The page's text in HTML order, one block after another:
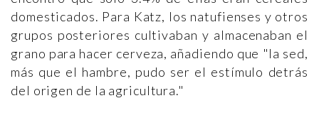
domesticados. Para Katz, los natufienses y otros
grupos posteriores cultivaban y almacenaban el
grano para hacer cerveza, añadiendo que "la sed,
más que el hambre, pudo ser el estímulo detrás
del origen de la agricultura."